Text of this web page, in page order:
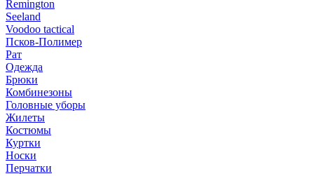
Remington
Seeland
Voodoo tactical
Псков-Полимер
Рат
Одежда
Брюки
Комбинезоны
Головные уборы
Жилеты
Костюмы
Куртки
Носки
Перчатки